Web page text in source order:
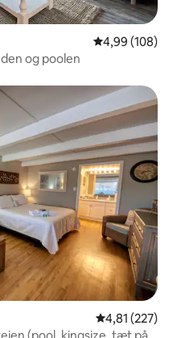
4,99 ud af 5 i
4,99 (108)
og poolen
4,81 ud af 5 i
4,81 (227)